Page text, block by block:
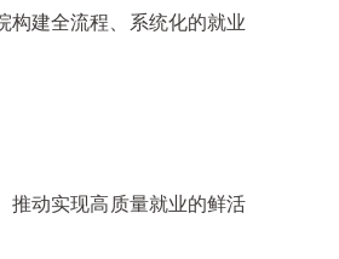
建全流程、系统化的就业
推动实现高质量就业的鲜活